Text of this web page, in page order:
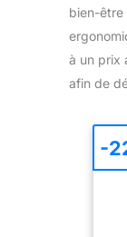
bien-être
à un prix
afin de
-